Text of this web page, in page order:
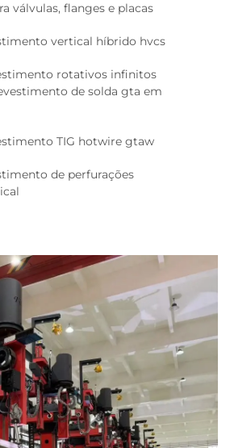
válvulas, flanges e placas
vertical híbrido hvcs
rotativos infinitos
de solda gta em
TIG hotwire gtaw
de perfurações